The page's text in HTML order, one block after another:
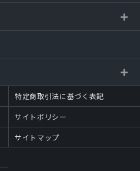
特定商取引法に基づく表記
サイトポリシー
サイトマップ